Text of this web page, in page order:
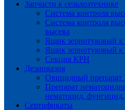
Запчасти к сельхозтехнике
Система контроля
Система контроля
высева
Ящик зернотуковый к
Ящик зернотуковый к
Секция КРН
Дезинвазия
Овицидный препарат
Препарат
нематоцид,
Сертификаты